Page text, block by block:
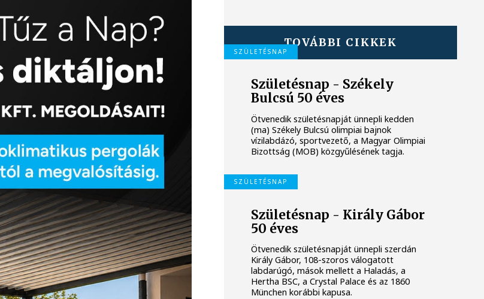
TOVÁBBI CIKKEK
SZÜLETÉSNAP
Születésnap - Székely
Bulcsú 50 éves
Ötvenedik születésnapját ünnepli kedden
(ma) Székely Bulcsú olimpiai bajnok
vízilabdázó, sportvezető, a Magyar Olimpiai
Bizottság (MOB) közgyűlésének tagja.
SZÜLETÉSNAP
Születésnap - Király Gábor
50 éves
Ötvenedik születésnapját ünnepli szerdán
Király Gábor, 108-szoros válogatott
labdarúgó, mások mellett a Haladás, a
Hertha BSC, a Crystal Palace és az 1860
München korábbi kapusa.